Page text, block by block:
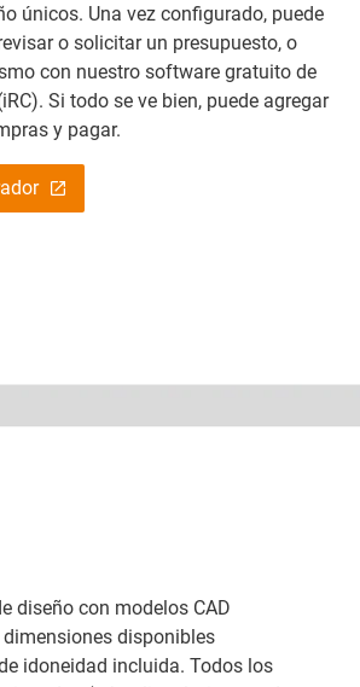
únicos. Una vez configurado, puede
o solicitar un presupuesto, o
con nuestro software gratuito de
Si todo se ve bien, puede agregar
y pagar.
diseño con modelos CAD
disponibles
idoneidad incluida. Todos los